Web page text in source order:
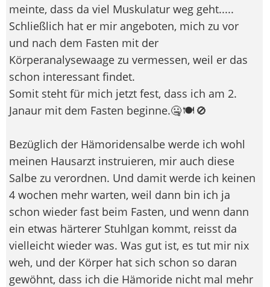
meinte, dass da viel Muskulatur weg geht.....
Schließlich hat er mir angeboten, mich zu vor
und nach dem Fasten mit der
Körperanalysewaage zu vermessen, weil er das
schon interessant findet.
Somit steht für mich jetzt fest, dass ich am 2.
Janaur mit dem Fasten beginne.🤐 🍽️ 🚫
Bezüglich der Hämoridensalbe werde ich wohl
meinen Hausarzt instruieren, mir auch diese
Salbe zu verordnen. Und damit werde ich keinen
4 wochen mehr warten, weil dann bin ich ja
schon wieder fast beim Fasten, und wenn dann
ein etwas härterer Stuhlgan kommt, reisst da
vielleicht wieder was. Was gut ist, es tut mir nix
weh, und der Körper hat sich schon so daran
gewöhnt, dass ich die Hämoride nicht mal mehr